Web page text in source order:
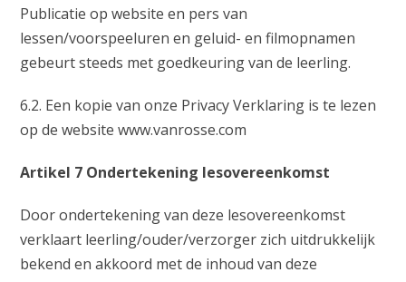
Publicatie op website en pers van
lessen/voorspeeluren en geluid- en filmopnamen
gebeurt steeds met goedkeuring van de leerling.
6.2. Een kopie van onze Privacy Verklaring is te lezen
op de website www.vanrosse.com
Artikel 7 Ondertekening lesovereenkomst
Door ondertekening van deze lesovereenkomst
verklaart leerling/ouder/verzorger zich uitdrukkelijk
bekend en akkoord met de inhoud van deze